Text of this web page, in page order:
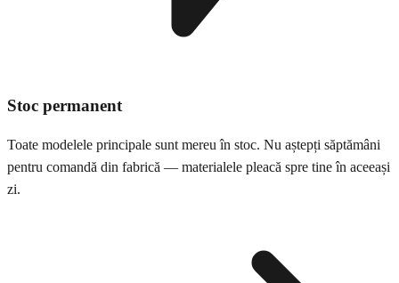
Stoc permanent
Toate modelele principale sunt mereu în stoc. Nu aștepți săptămâni
pentru comandă din fabrică — materialele pleacă spre tine în aceeași
zi.